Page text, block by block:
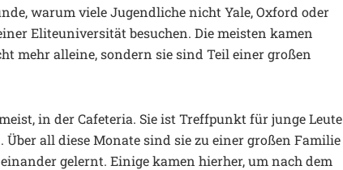
warum viele Jugendliche nicht Yale, Oxford oder
Eliteuniversität besuchen. Die meisten kamen
mehr alleine, sondern sie sind Teil einer großen
in der Cafeteria. Sie ist Treffpunkt für junge Leute
all diese Monate sind sie zu einer großen Familie
gelernt. Einige kamen hierher, um nach dem